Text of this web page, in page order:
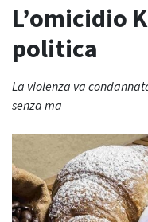
L’omicidio
politica
La violenza va
senza ma